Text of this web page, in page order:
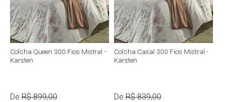
Colcha Queen 300 Fios Mistral -
Karsten
De R$ 899,00
Colcha Casal 300 Fios Mistral -
Karsten
De R$ 839,00